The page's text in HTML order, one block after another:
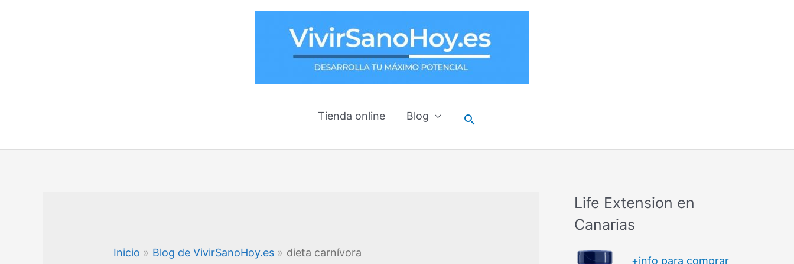
Tienda online Blog Buscar
Inicio Blog de VivirSanoHoy.es dieta carnívora
Life Extension en
Canarias
+info para comprar